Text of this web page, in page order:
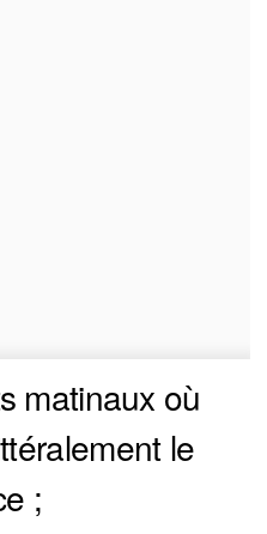
matinaux où
le
;